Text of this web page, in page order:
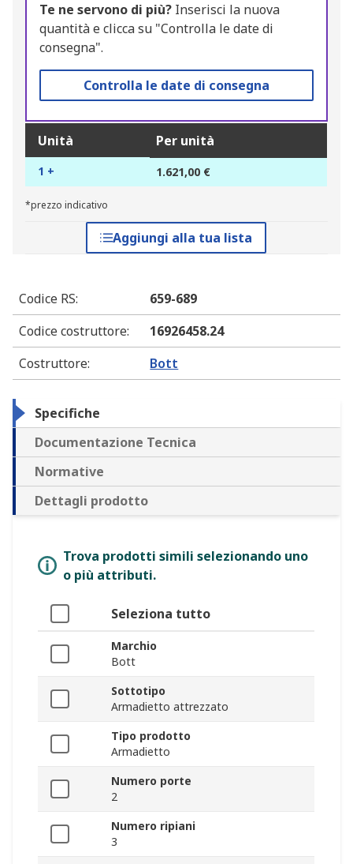
Te ne servono di più? Inserisci la nuova
quantità e clicca su "Controlla le date di
consegna".
Controlla le date di consegna
Unità Per unità
1 + 1.621,00 €
*prezzo indicativo
Aggiungi alla tua lista
Codice RS:
659-689
Codice costruttore:
16926458.24
Costruttore: Bott
Specifiche
Documentazione Tecnica
Normative
Dettagli prodotto
Trova prodotti simili selezionando uno
o più attributi.
Seleziona tutto
Marchio
Bott
Sottotipo
Armadietto attrezzato
Tipo prodotto
Armadietto
Numero porte
2
Numero ripiani
3